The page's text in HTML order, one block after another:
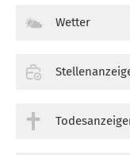
Wetter